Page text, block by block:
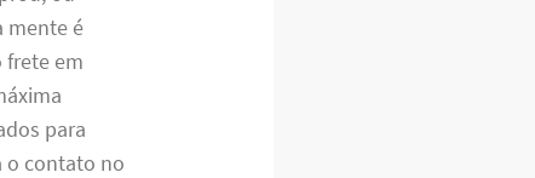
mente é
frete em
para
o contato no